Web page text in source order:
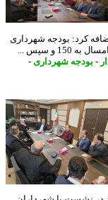
کرد: بودجه شهرداری
شهرداری-